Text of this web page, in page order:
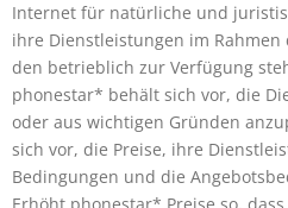
Internet für natürliche und
ihre Dienstleistungen im
den betrieblich zur Verfügung
phonestar* behält sich vor, die
oder aus wichtigen Gründen
sich vor, die Preise, ihre
Bedingungen und die